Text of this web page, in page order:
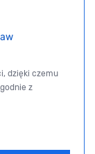
dzięki czemu
z